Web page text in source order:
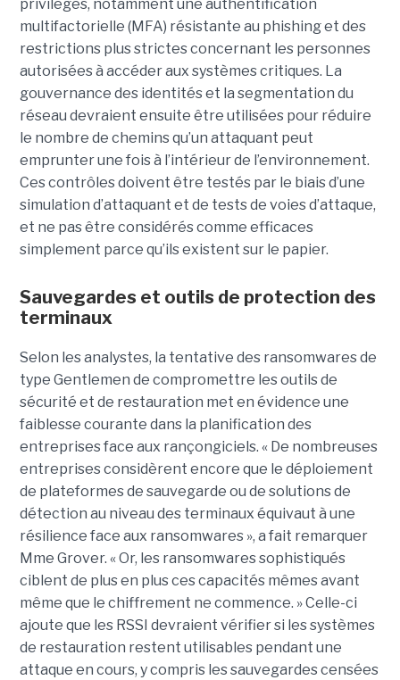
privilèges, notamment une authentification
multifactorielle (MFA) résistante au phishing et des
restrictions plus strictes concernant les personnes
autorisées à accéder aux systèmes critiques. La
gouvernance des identités et la segmentation du
réseau devraient ensuite être utilisées pour réduire
le nombre de chemins qu’un attaquant peut
emprunter une fois à l’intérieur de l’environnement.
Ces contrôles doivent être testés par le biais d’une
simulation d’attaquant et de tests de voies d’attaque,
et ne pas être considérés comme efficaces
simplement parce qu’ils existent sur le papier.
Sauvegardes et outils de protection des
terminaux
Selon les analystes, la tentative des ransomwares de
type Gentlemen de compromettre les outils de
sécurité et de restauration met en évidence une
faiblesse courante dans la planification des
entreprises face aux rançongiciels. « De nombreuses
entreprises considèrent encore que le déploiement
de plateformes de sauvegarde ou de solutions de
détection au niveau des terminaux équivaut à une
résilience face aux ransomwares », a fait remarquer
Mme Grover. « Or, les ransomwares sophistiqués
ciblent de plus en plus ces capacités mêmes avant
même que le chiffrement ne commence. » Celle-ci
ajoute que les RSSI devraient vérifier si les systèmes
de restauration restent utilisables pendant une
attaque en cours, y compris les sauvegardes censées